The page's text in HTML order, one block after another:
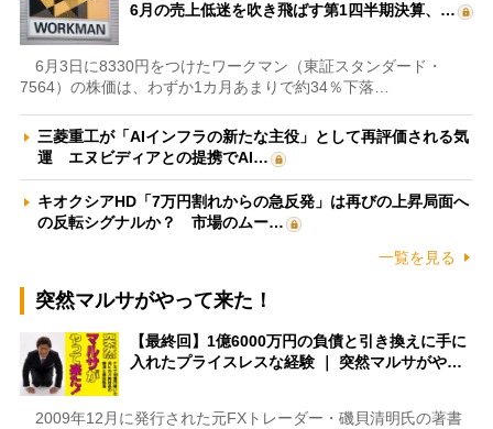
6月の売上低迷を吹き飛ばす第1四半期決算、…
6月3日に8330円をつけたワークマン（東証スタンダード・
7564）の株価は、わずか1カ月あまりで約34％下落…
三菱重工が「AIインフラの新たな主役」として再評価される気
運 エヌビディアとの提携でAI…
キオクシアHD「7万円割れからの急反発」は再びの上昇局面へ
の反転シグナルか？ 市場のムー…
一覧を見る
突然マルサがやって来た！
【最終回】1億6000万円の負債と引き換えに手に
入れたプライスレスな経験 ｜ 突然マルサがや…
2009年12月に発行された元FXトレーダー・磯貝清明氏の著書